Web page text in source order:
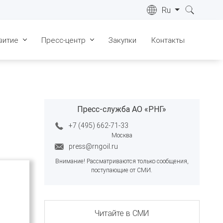
Ru
Инфраструктура
Общественные слушания
Пресс-центр
Видеоматериалы
Фотогалерея
Закупки Контакты
Пресс-служба АО «РНГ»
+7 (495) 662-71-33
Москва
press@rngoil.ru
Внимание! Рассматриваются только сообщения,
поступающие от СМИ.
Читайте в СМИ